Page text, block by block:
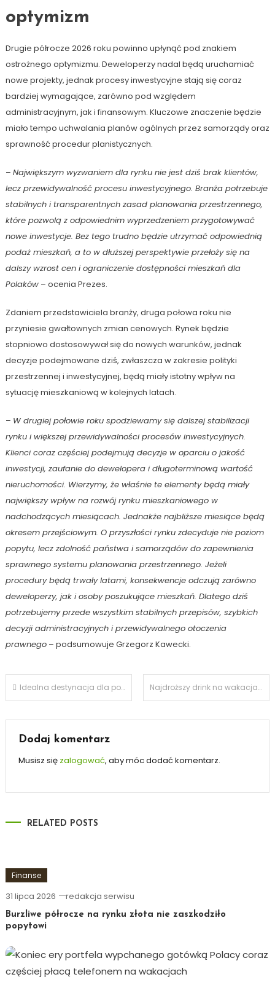
optymizm
Drugie półrocze 2026 roku powinno upłynąć pod znakiem
ostrożnego optymizmu. Deweloperzy nadal będą uruchamiać
nowe projekty, jednak procesy inwestycyjne stają się coraz
bardziej wymagające, zarówno pod względem
administracyjnym, jak i finansowym. Kluczowe znaczenie będzie
miało tempo uchwalania planów ogólnych przez samorządy oraz
sprawność procedur planistycznych.
– Największym wyzwaniem dla rynku nie jest dziś brak klientów,
lecz przewidywalność procesu inwestycyjnego. Branża potrzebuje
stabilnych i transparentnych zasad planowania przestrzennego,
które pozwolą z odpowiednim wyprzedzeniem przygotowywać
nowe inwestycje. Bez tego trudno będzie utrzymać odpowiednią
podaż mieszkań, a to w dłuższej perspektywie przełoży się na
dalszy wzrost cen i ograniczenie dostępności mieszkań dla
Polaków– ocenia Prezes.
Zdaniem przedstawiciela branży, druga połowa roku nie
przyniesie gwałtownych zmian cenowych. Rynek będzie
stopniowo dostosowywał się do nowych warunków, jednak
decyzje podejmowane dziś, zwłaszcza w zakresie polityki
przestrzennej i inwestycyjnej, będą miały istotny wpływ na
sytuację mieszkaniową w kolejnych latach.
– W drugiej połowie roku spodziewamy się dalszej stabilizacji
rynku i większej przewidywalności procesów inwestycyjnych.
Klienci coraz częściej podejmują decyzje w oparciu o jakość
inwestycji, zaufanie do dewelopera i długoterminową wartość
nieruchomości. Wierzymy, że właśnie te elementy będą miały
największy wpływ na rozwój rynku mieszkaniowego w
nadchodzących miesiącach. Jednakże najbliższe miesiące będą
okresem przejściowym. O przyszłości rynku zdecyduje nie poziom
popytu, lecz zdolność państwa i samorządów do zapewnienia
sprawnego systemu planowania przestrzennego. Jeżeli
procedury będą trwały latami, konsekwencje odczują zarówno
deweloperzy, jak i osoby poszukujące mieszkań. Dlatego dziś
potrzebujemy przede wszystkim stabilnych przepisów, szybkich
decyzji administracyjnych i przewidywalnego otoczenia
prawnego– podsumowuje Grzegorz Kawecki.
Nawigacja
wpisu
Idealna destynacja dla poszukiwaczy doświadczeń: Livigno Najdroższy drink na wakacjach? Ten kupiony przez… niekorzystne przewalutowanie
Dodaj komentarz
Musisz się zalogować, aby móc dodać komentarz.
RELATED POSTS
Finanse
31 lipca 2026 redakcja serwisu
Burzliwe półrocze na rynku złota nie zaszkodziło
popytowi